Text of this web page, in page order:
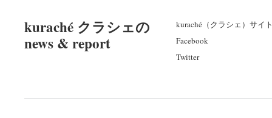
kuraché クラシェの
news & report
kuraché（クラシェ）サイ
Facebook
Twitter